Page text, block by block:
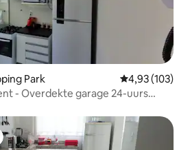
Park Gemiddelde
4,93 (103)
- Overdekte garage 24-uurs